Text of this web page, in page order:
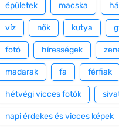
épületek macska
víz nők kutya
fotó hírességek
madarak fa férfiak
hétvégi vicces fotók
napi érdekes és vicces képek